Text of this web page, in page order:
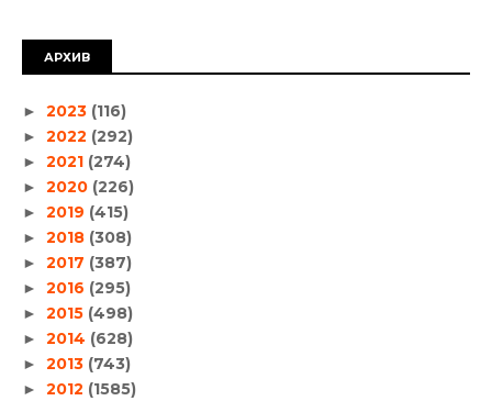
АРХИВ
► 2023 (116)
► 2022 (292)
► 2021 (274)
► 2020 (226)
► 2019 (415)
► 2018 (308)
► 2017 (387)
► 2016 (295)
► 2015 (498)
► 2014 (628)
► 2013 (743)
► 2012 (1585)